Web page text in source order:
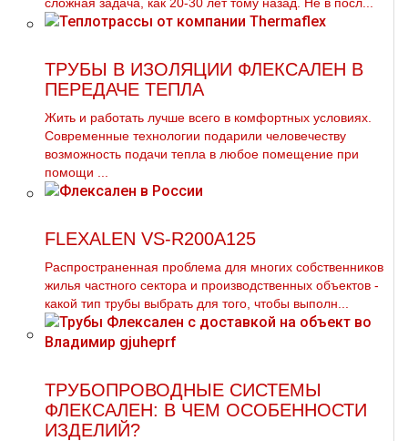
ТРУБЫ В ИЗОЛЯЦИИ ФЛЕКСАЛЕН В
ПЕРЕДАЧЕ ТЕПЛА
Жить и работать лучше всего в комфортных условиях.
Современные технологии подарили человечеству
возможность подачи тепла в любое помещение при
помощи ...
FLEXALEN VS-R200A125
Распространенная проблема для многих собственников
жилья частного сектора и производственных объектов -
какой тип тpубы выбрать для того, чтобы выполн...
ТРУБОПРОВОДНЫЕ СИСТЕМЫ
ФЛЕКСАЛЕН: В ЧЕМ ОСОБЕННОСТИ
ИЗДЕЛИЙ?